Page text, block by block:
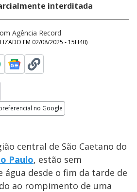
interditada
Agência Record
EM 02/08/2025 - 15H40)
no Google
central de São Caetano do
Paulo, estão sem
água desde o fim da tarde de
ao rompimento de uma